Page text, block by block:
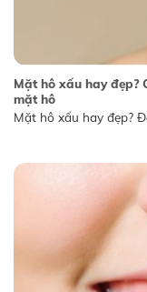
Mặt hô xấu hay đẹp?
mặt hô
Mặt hô xấu hay đẹp?